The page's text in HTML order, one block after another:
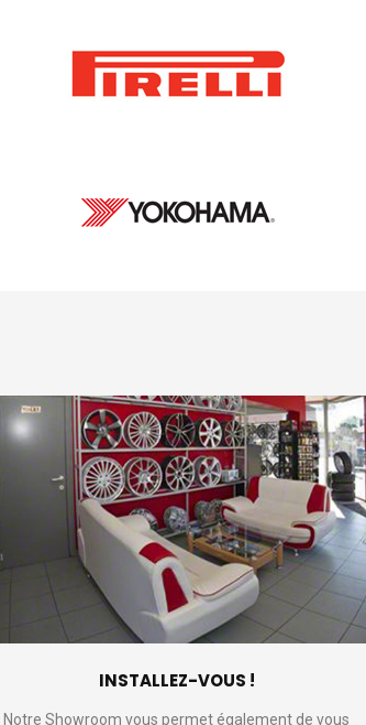
INSTALLEZ-VOUS !
Notre Showroom vous permet également de vous